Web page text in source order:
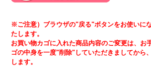
※ご注意）ブラウザの"戻る"ボタンをお使いに
たします。
お買い物カゴに入れた商品内容のご変更は、お
ゴの中身を一度"削除"していただきましてから
します。